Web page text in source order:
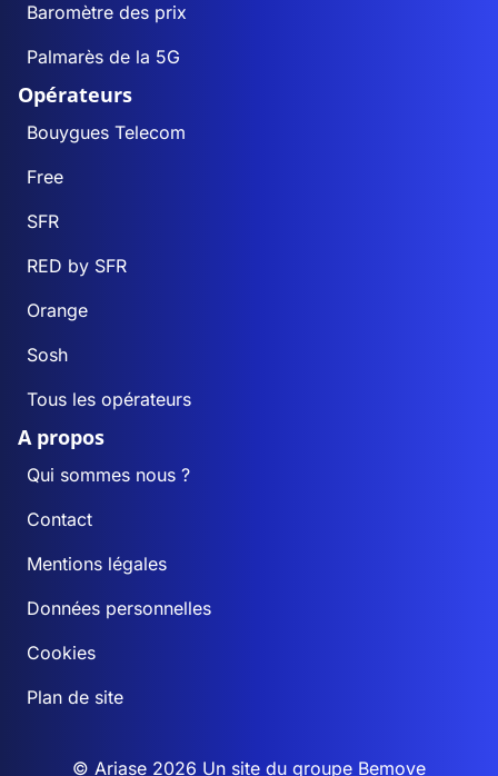
Baromètre des prix
Palmarès de la 5G
Opérateurs
Bouygues Telecom
Free
SFR
RED by SFR
Orange
Sosh
Tous les opérateurs
A propos
Qui sommes nous ?
Contact
Mentions légales
Données personnelles
Cookies
Plan de site
© Ariase 2026 Un site du groupe Bemove